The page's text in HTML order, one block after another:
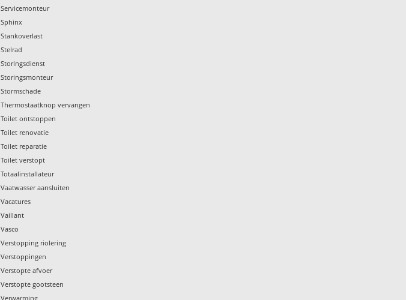
Servicemonteur
Sphinx
Stankoverlast
Stelrad
Storingsdienst
Storingsmonteur
Stormschade
Thermostaatknop vervangen
Toilet ontstoppen
Toilet renovatie
Toilet reparatie
Toilet verstopt
Totaalinstallateur
Vaatwasser aansluiten
Vacatures
Vaillant
Vasco
Verstopping riolering
Verstoppingen
Verstopte afvoer
Verstopte gootsteen
Verwarming